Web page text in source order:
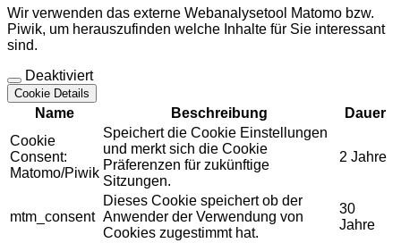
Wir verwenden das externe Webanalysetool Matomo bzw.
Piwik, um herauszufinden welche Inhalte für Sie interessant
sind.
Deaktiviert
Cookie Details
Name Beschreibung
Dauer
Cookie
Consent:
Matomo/Piwik
Speichert die Cookie Einstellungen
und merkt sich die Cookie
Präferenzen für zukünftige
Sitzungen.
2 Jahre
mtm_consent
Dieses Cookie speichert ob der
Anwender der Verwendung von
Cookies zugestimmt hat.
30
Jahre